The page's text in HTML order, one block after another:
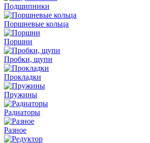
Подшипники
Поршневые кольца
Поршни
Пробки, щупи
Прокладки
Пружины
Радиаторы
Разное